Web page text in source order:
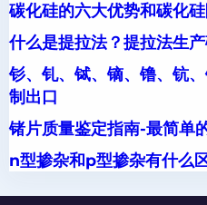
碳化硅的六大优势和碳化
什么是提拉法？提拉法生
钐、钆、铽、镝、镥、钪
制出口
锗片质量鉴定指南-最简单
n型掺杂和p型掺杂有什么